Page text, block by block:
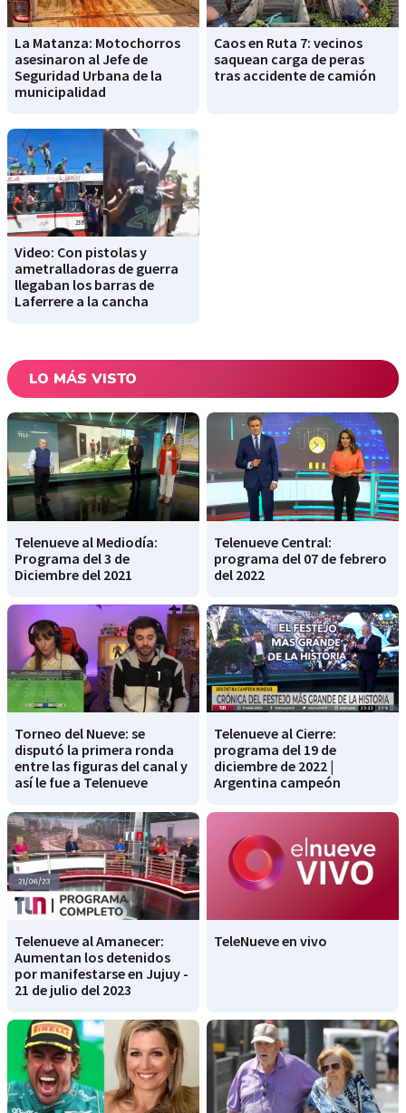
La Matanza: Motochorros
asesinaron al Jefe de
Seguridad Urbana de la
municipalidad
Caos en Ruta 7: vecinos
saquean carga de peras
tras accidente de camión
Video: Con pistolas y
ametralladoras de guerra
llegaban los barras de
Laferrere a la cancha
LO MÁS VISTO
Telenueve al Mediodía:
Programa del 3 de
Diciembre del 2021
Telenueve Central:
programa del 07 de febrero
del 2022
Torneo del Nueve: se
disputó la primera ronda
entre las figuras del canal y
así le fue a Telenueve
Telenueve al Cierre:
programa del 19 de
diciembre de 2022 |
Argentina campeón
Telenueve al Amanecer:
Aumentan los detenidos
por manifestarse en Jujuy -
21 de julio del 2023
TeleNueve en vivo